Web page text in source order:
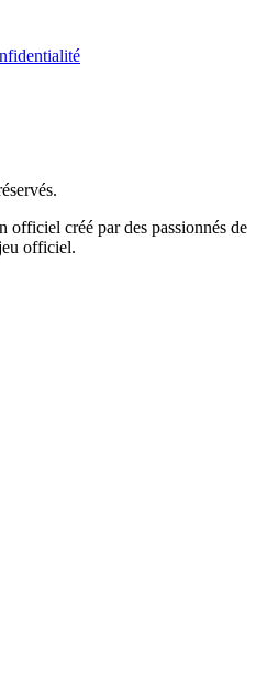
officiel créé par des passionnés de
officiel.